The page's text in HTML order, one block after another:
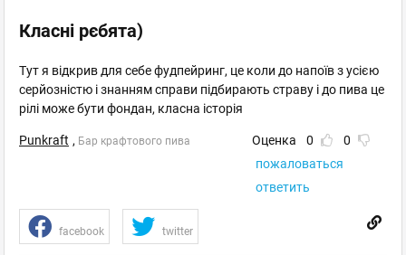
Класні рєбята)
Тут я відкрив для себе фудпейринг, це коли до напоїв з усією
серйозністю і знанням справи підбирають страву і до пива це
рілі може бути фондан, класна історія
Punkraft , Бар крафтового пива Оценка 0
0
пожаловаться
ответить
facebook twitter